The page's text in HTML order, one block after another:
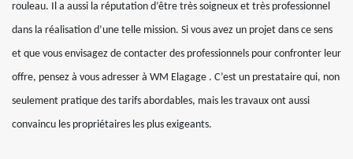
rouleau. Il a aussi la réputation d’être très soigneux et très professionnel
dans la réalisation d’une telle mission. Si vous avez un projet dans ce sens
et que vous envisagez de contacter des professionnels pour confronter leur
offre, pensez à vous adresser à WM Elagage . C’est un prestataire qui, non
seulement pratique des tarifs abordables, mais les travaux ont aussi
convaincu les propriétaires les plus exigeants.